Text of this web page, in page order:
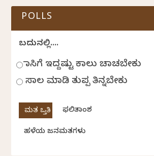
POLLS
ಬದುಕಿನಲ್ಲಿ....
ಹಾಸಿಗೆ ಇದ್ದಷ್ಟು ಕಾಲು ಚಾಚಬೇಕು
ಸಾಲ ಮಾಡಿ ತುಪ್ಪ ತಿನ್ನಬೇಕು
ಫಲಿತಾಂಶ
ಹಳೆಯ ಜನಮತಗಳು